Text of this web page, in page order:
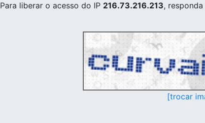
Para liberar o acesso do IP 216.73.216.213,
[trocar